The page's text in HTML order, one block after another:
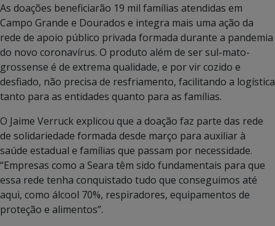
As doações beneficiarão 19 mil famílias atendidas em
Campo Grande e Dourados e integra mais uma ação da
rede de apoio público privada formada durante a pandemia
do novo coronavírus. O produto além de ser sul-mato-
grossense é de extrema qualidade, e por vir cozido e
desfiado, não precisa de resfriamento, facilitando a logística
tanto para as entidades quanto para as famílias.
O Jaime Verruck explicou que a doação faz parte das rede
de solidariedade formada desde março para auxiliar à
saúde estadual e famílias que passam por necessidade.
“Empresas como a Seara têm sido fundamentais para que
essa rede tenha conquistado tudo que conseguimos até
aqui, como álcool 70%, respiradores, equipamentos de
proteção e alimentos”.